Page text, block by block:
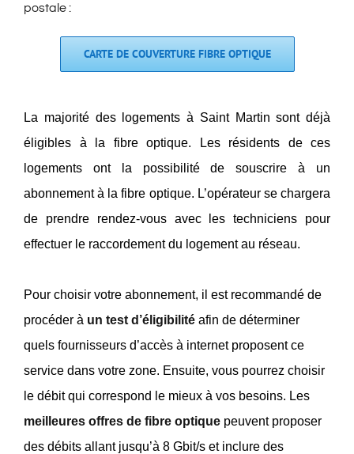
postale :
CARTE DE COUVERTURE FIBRE OPTIQUE
La majorité des logements à Saint Martin sont déjà
éligibles à la fibre optique. Les résidents de ces
logements ont la possibilité de souscrire à un
abonnement à la fibre optique. L’opérateur se chargera
de prendre rendez-vous avec les techniciens pour
effectuer le raccordement du logement au réseau.
Pour choisir votre abonnement, il est recommandé de
procéder à un test d’éligibilité afin de déterminer
quels fournisseurs d’accès à internet proposent ce
service dans votre zone. Ensuite, vous pourrez choisir
le débit qui correspond le mieux à vos besoins. Les
meilleures offres de fibre optique peuvent proposer
des débits allant jusqu’à 8 Gbit/s et inclure des